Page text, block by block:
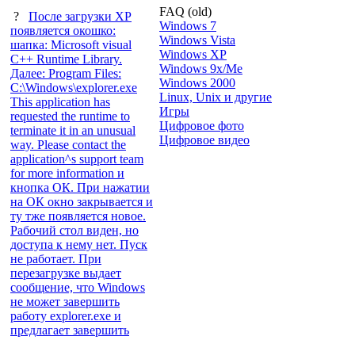
?
После загрузки ХР
появляется окошко:
шапка: Microsoft visual
C++ Runtime Library.
Далее: Program Files:
C:\Windows\explorer.exe
This application has
requested the runtime to
terminate it in an unusual
way. Please contact the
application^s support team
for more information и
кнопка ОК. При нажатии
на ОК окно закрывается и
ту тже появляется новое.
Рабочий стол виден, но
доступа к нему нет. Пуск
не работает. При
перезагрузке выдает
сообщение, что Windows
не может завершить
работу explorer.exe и
предлагает завершить
FAQ (old)
Windows 7
Windows Vista
Windows XP
Windows 9x/Me
Windows 2000
Linux, Unix и другие
Игры
Цифровое фото
Цифровое видео